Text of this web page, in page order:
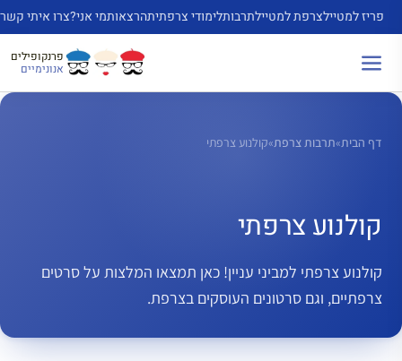
לדלג
לתוכן
פריז למטיילצרפת למטיילתרבותלימודי צרפתיתהרצאותמי אני?צרו איתי קשר
פרנקופילים
אנונימיים
דף הבית»תרבות צרפת»קולנוע צרפתי
קולנוע צרפתי
קולנוע צרפתי למביני עניין! כאן תמצאו המלצות על סרטים
צרפתיים, וגם סרטונים העוסקים בצרפת.